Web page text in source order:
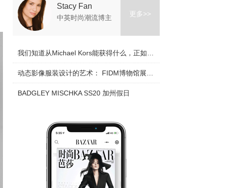
Stacy Fan
中英时尚潮流博主 更多>>
BADGLEY MISCHKA SS20 加州假日